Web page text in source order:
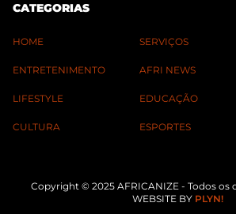
CATEGORIAS
HOME
ENTRETENIMENTO
LIFESTYLE
CULTURA
SERVIÇOS
AFRI NEWS
EDUCAÇÃO
ESPORTES
Copyright © 2025 AFRICANIZE - Todos os
WEBSITE BY PLYN!